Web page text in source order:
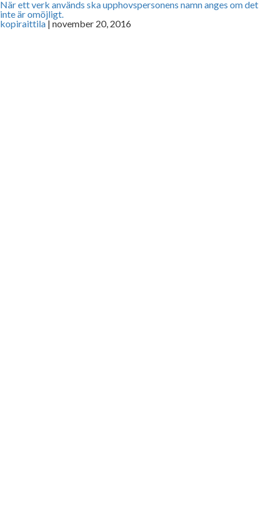
När ett verk används ska upphovspersonens namn anges om det
inte är omöjligt.
kopiraittila | november 20, 2016